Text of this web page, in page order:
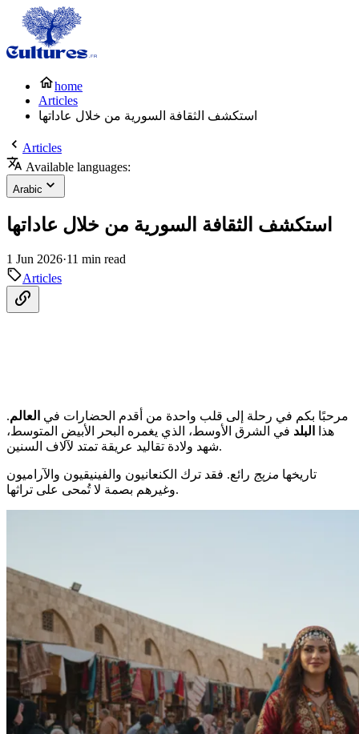
home
Articles
استكشف الثقافة السورية من خلال عاداتها
Articles
Available languages:
Arabic
استكشف الثقافة السورية من خلال عاداتها
1 Jun 2026·11 min read
Articles
مرحبًا بكم في رحلة إلى قلب واحدة من أقدم الحضارات في العالم.
هذا
البلد في الشرق الأوسط، الذي يغمره البحر الأبيض المتوسط،
شهد ولادة تقاليد عريقة تمتد لآلاف السنين.
تاريخها مزيج رائع. فقد ترك الكنعانيون والفينيقيون والآراميون
وغيرهم بصمة لا تُمحى على تراثها.